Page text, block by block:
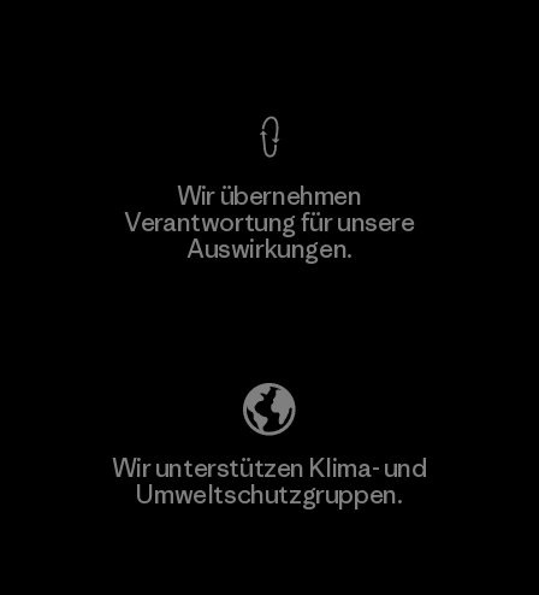
Wir übernehmen
Verantwortung für unsere
Auswirkungen.
Wir unterstützen Klima- und
Umweltschutzgruppen.